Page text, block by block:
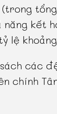
năng kết
lệ
các
chính